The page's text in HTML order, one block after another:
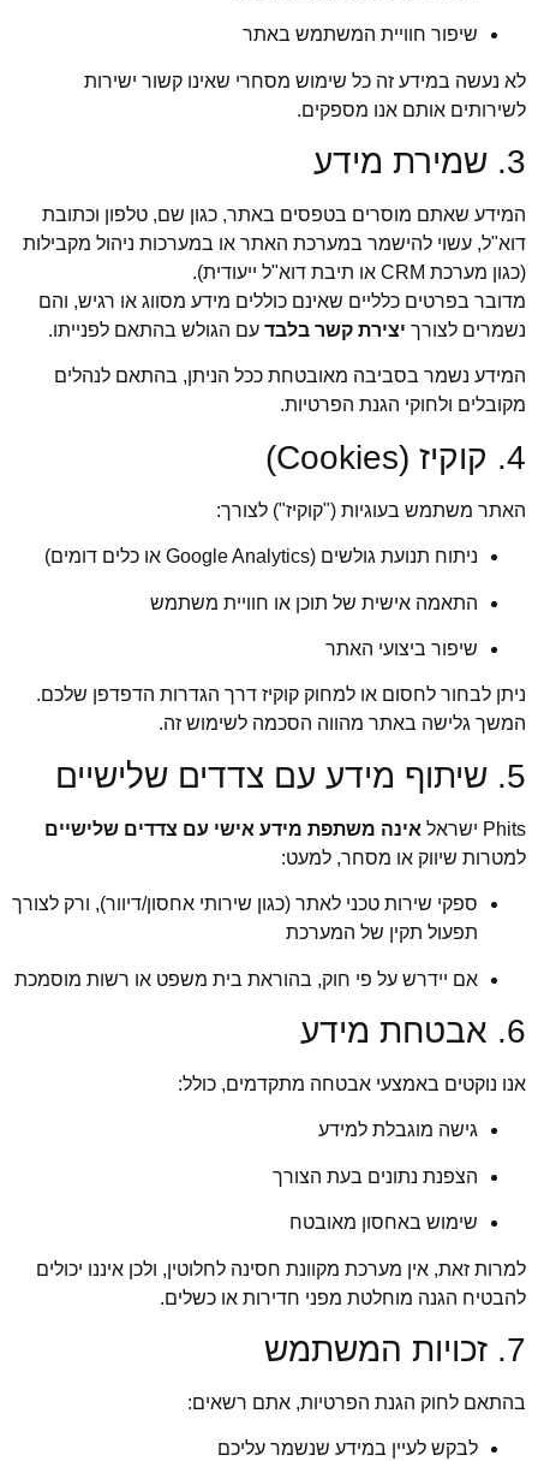
שיפור חוויית המשתמש באתר
לא נעשה במידע זה כל שימוש מסחרי שאינו קשור ישירות
לשירותים אותם אנו מספקים.
3. שמירת מידע
המידע שאתם מוסרים בטפסים באתר, כגון שם, טלפון וכתובת
דוא"ל, עשוי להישמר במערכת האתר או במערכות ניהול מקבילות
(כגון מערכת CRM או תיבת דוא"ל ייעודית).
מדובר בפרטים כלליים שאינם כוללים מידע מסווג או רגיש, והם
נשמרים לצורך יצירת קשר בלבד עם הגולש בהתאם לפנייתו.
המידע נשמר בסביבה מאובטחת ככל הניתן, בהתאם לנהלים
מקובלים ולחוקי הגנת הפרטיות.
4. קוקיז (Cookies)
האתר משתמש בעוגיות ("קוקיז") לצורך:
ניתוח תנועת גולשים (Google Analytics או כלים דומים)
התאמה אישית של תוכן או חוויית משתמש
שיפור ביצועי האתר
ניתן לבחור לחסום או למחוק קוקיז דרך הגדרות הדפדפן שלכם.
המשך גלישה באתר מהווה הסכמה לשימוש זה.
5. שיתוף מידע עם צדדים שלישיים
Phits ישראל
אינה משתפת מידע אישי עם צדדים שלישיים
למטרות שיווק או מסחר, למעט:
ספקי שירות טכני לאתר (כגון שירותי אחסון/דיוור), ורק לצורך
תפעול תקין של המערכת
אם יידרש על פי חוק, בהוראת בית משפט או רשות מוסמכת
6. אבטחת מידע
אנו נוקטים באמצעי אבטחה מתקדמים, כולל:
גישה מוגבלת למידע
הצפנת נתונים בעת הצורך
שימוש באחסון מאובטח
למרות זאת, אין מערכת מקוונת חסינה לחלוטין, ולכן איננו יכולים
להבטיח הגנה מוחלטת מפני חדירות או כשלים.
7. זכויות המשתמש
בהתאם לחוק הגנת הפרטיות, אתם רשאים:
לבקש לעיין במידע שנשמר עליכם